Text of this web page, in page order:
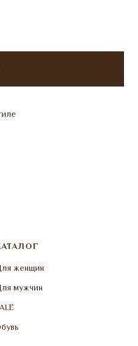
женщин
мужчин